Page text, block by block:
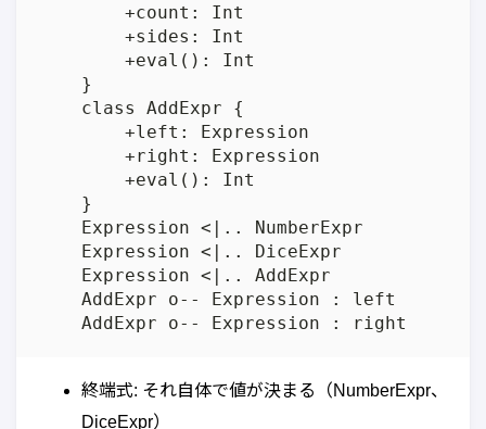
        +count: Int
        +sides: Int
        +eval(): Int
    }
    class AddExpr {
        +left: Expression
        +right: Expression
        +eval(): Int
    }
    Expression <|.. NumberExpr
    Expression <|.. DiceExpr
    Expression <|.. AddExpr
    AddExpr o-- Expression : left
終端式: それ自体で値が決まる（NumberExpr、
DiceExpr）